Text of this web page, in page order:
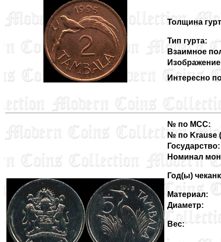
Толщина
Тип гурта:
Взаимное
Интересно
№ по MCC:
№ по Krause
Государство:
Номинал
Год(ы)
Материал:
Диаметр:
Вес: